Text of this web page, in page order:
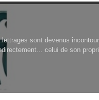
sont devenus
celui de son